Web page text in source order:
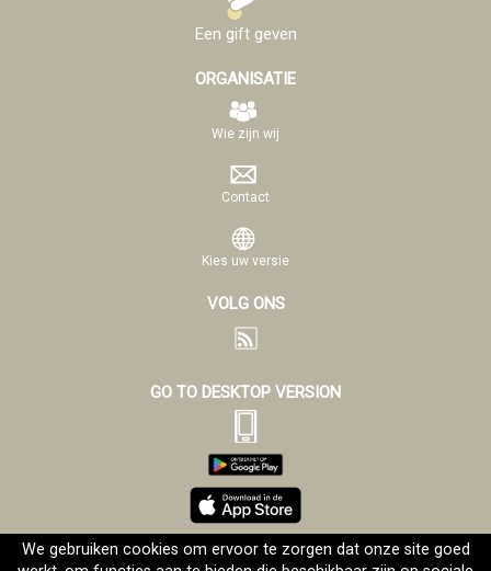
Een gift geven
ORGANISATIE
Wie zijn wij
Contact
Kies uw versie
VOLG ONS
GO TO DESKTOP VERSION
We gebruiken cookies om ervoor te zorgen dat onze site goed